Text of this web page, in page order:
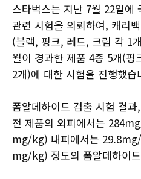
스타벅스는 지난 7월 22일에
관련 시험을 의뢰하여, 캐리
(블랙, 핑크, 레드, 크림 각 1
월이 경과한 제품 4종 5개(
2개)에 대한 시험을 진행했습
폼알데하이드 검출 시험 결
전 제품의 외피에서는
mg/kg) 내피에서는
mg/kg) 정도의 폼알데하이